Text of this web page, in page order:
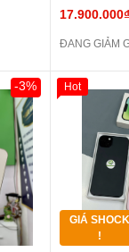
17.900.000₫
ĐANG GIẢM
-3%
GIÁ SHOCK
!
Hot